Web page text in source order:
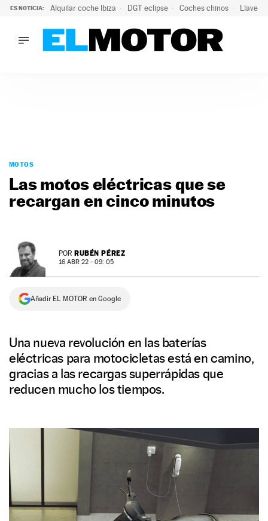
ES NOTICIA: Alquilar coche Ibiza DGT eclipse Coches chinos Llaves
PODCAST
MOTOS
TECNOLOGÍA
PREMIOS
SERVICIOS
MOTOS
Las motos eléctricas que se
recargan en cinco minutos
POR RUBÉN PÉREZ
16 ABR 22 - 09: 05
Añadir EL MOTOR en Google
Una nueva revolución en las baterías
eléctricas para motocicletas está en camino,
gracias a las recargas superrápidas que
reducen mucho los tiempos.